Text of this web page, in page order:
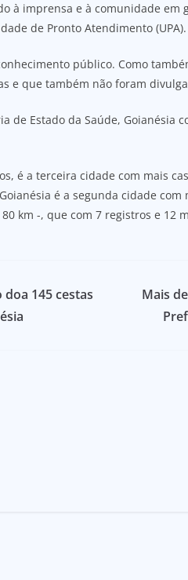
à imprensa e à comunidade em
de Pronto Atendimento (UPA).
público. Como
e que também não foram
de Estado da Saúde, Goianésia
é a terceira cidade com mais
é a segunda cidade com
km -, que com 7 registros e 12
doa 145 cestas
Mais